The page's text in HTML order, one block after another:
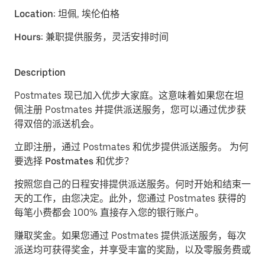
Location: 坦佩, 埃伦伯格
Hours: 兼职提供服务，灵活安排时间
Description
Postmates 现已加入优步大家庭。这意味着如果您在坦
佩注册 Postmates 并提供派送服务，您可以通过优步获
得双倍的派送机会。
立即注册，通过 Postmates 和优步提供派送服务。 为何
要选择 Postmates 和优步？
按照您自己的日程安排提供派送服务。 何时开始和结束一
天的工作，由您决定。此外，您通过 Postmates 获得的
每笔小费都会 100% 直接存入您的银行账户。
赚取奖金。 如果您通过 Postmates 提供派送服务，每次
派送均可获得奖金，并享受丰富的奖励，以及零服务费或